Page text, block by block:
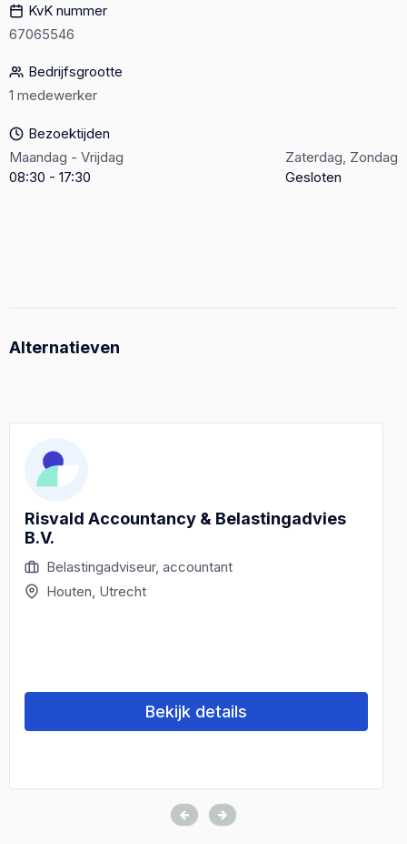
KvK nummer
67065546
Bedrijfsgrootte
1 medewerker
Bezoektijden
Maandag - Vrijdag
08:30 - 17:30
Zaterdag, Zondag
Gesloten
Alternatieven
Risvald Accountancy & Belastingadvies
B.V.
Belastingadviseur, accountant
Houten, Utrecht
Bekijk details